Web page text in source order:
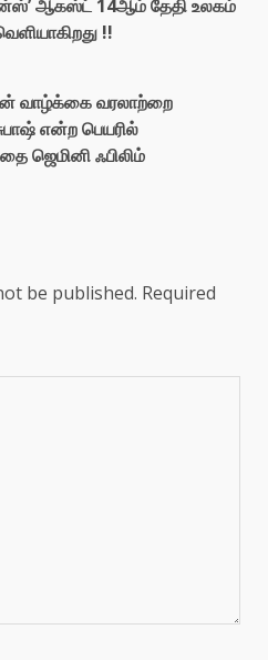
ஆகஸ்ட் 14ஆம் தேதி உலகம்
!!
வாழ்க்கை வரலாற்றை
என்ற பெயரில்
ஜெமினி ஃபிலிம்
be published. Required